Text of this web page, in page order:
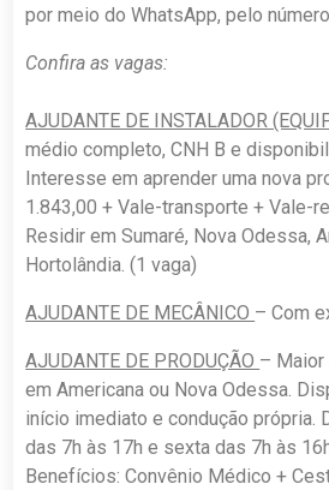
por meio do WhatsApp, pelo
Confira as vagas:
AJUDANTE DE INSTALADOR
médio completo, CNH B e
Interesse em aprender uma nova
1.843,00 + Vale-transporte + Vale-
Residir em Sumaré, Nova Odessa,
Hortolândia. (1 vaga)
AJUDANTE DE MECÂNICO – Com
AJUDANTE DE PRODUÇÃO – Maior
em Americana ou Nova Odessa.
início imediato e condução própria.
das 7h às 17h e sexta das 7h às
Benefícios: Convênio Médico +